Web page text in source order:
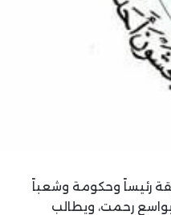
رئيساً وحكومة وشعباً
بواسع رحمت، ويطالب